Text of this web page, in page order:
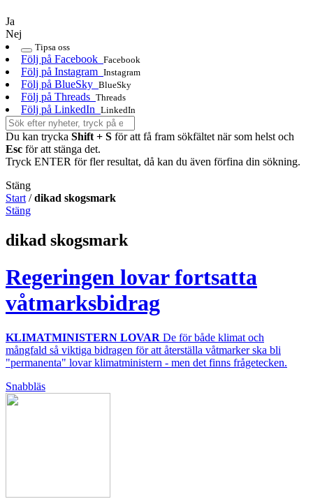
Ja
Nej
Tipsa oss
Följ på Facebook Facebook
Följ på Instagram Instagram
Följ på BlueSky BlueSky
Följ på Threads Threads
Följ på LinkedIn LinkedIn
Du kan trycka Shift + S för att få fram sökfältet när som helst och
Esc för att stänga det.
Tryck ENTER för fler resultat, då kan du även förfina din sökning.
Stäng
Start /dikad skogsmark
Stäng
dikad skogsmark
Regeringen lovar fortsatta
våtmarksbidrag
KLIMATMINISTERN LOVAR De för både klimat och
mångfald så viktiga bidragen för att återställa våtmarker ska bli
"permanenta" lovar klimatministern - men det finns frågetecken.
Snabbläs